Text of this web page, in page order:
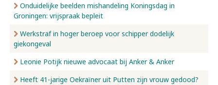
Onduidelijke beelden mishandeling Koningsdag in
Groningen: vrijspraak bepleit
Werkstraf in hoger beroep voor schipper dodelijk
giekongeval
Leonie Potijk nieuwe advocaat bij Anker & Anker
Heeft 41-jarige Oekraïner uit Putten zijn vrouw gedood?